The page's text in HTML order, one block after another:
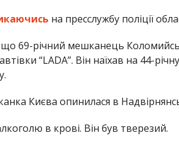
на пресслужбу поліції
що 69-річний мешканець
“LADA”. Він наїхав на 44-
Києва опинилася в
в крові. Він був тверезий.